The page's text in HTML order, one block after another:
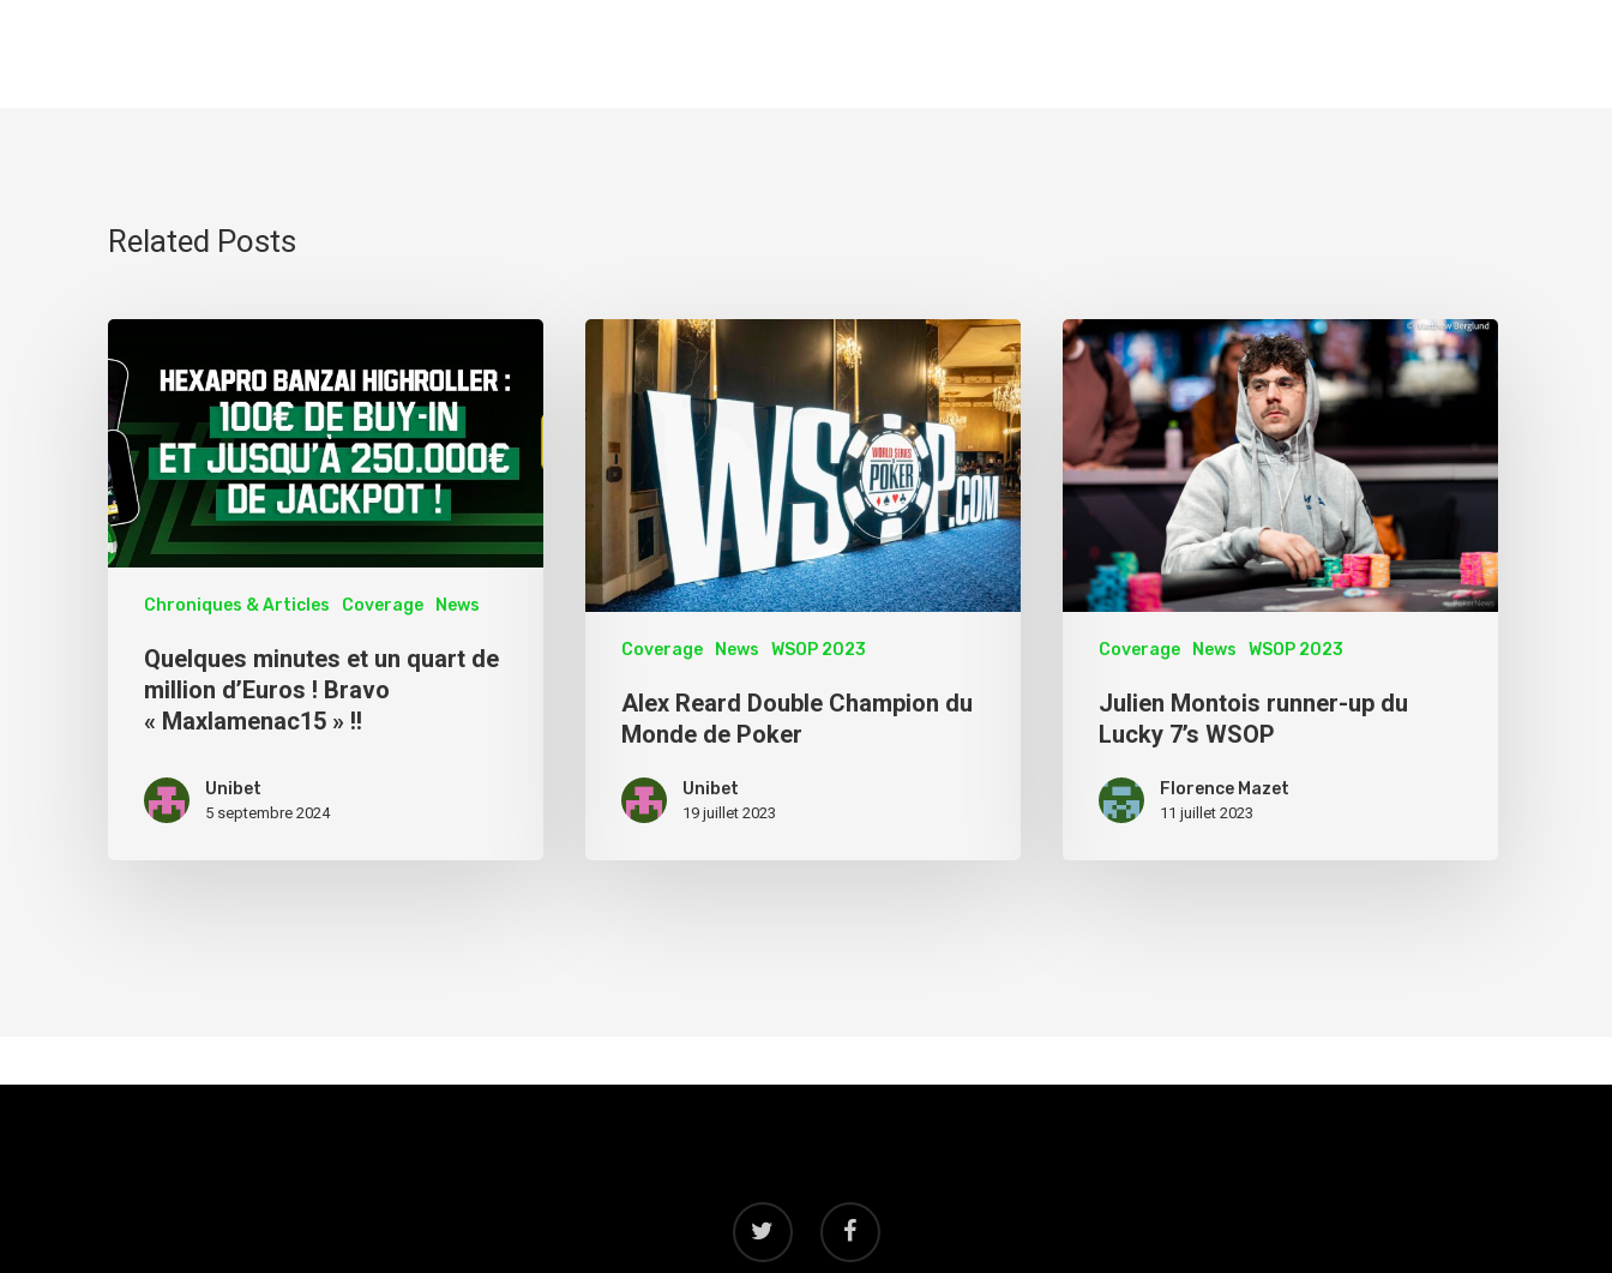
Related Posts
Chroniques & Articles Coverage News
Quelques minutes et un quart de
million d’Euros ! Bravo
« Maxlamenac15 » !!
Unibet
5 septembre 2024
Coverage News WSOP 2023
Alex Reard Double Champion du
Monde de Poker
Unibet
19 juillet 2023
Coverage News WSOP 2023
Julien Montois runner-up du
Lucky 7’s WSOP
Florence Mazet
11 juillet 2023